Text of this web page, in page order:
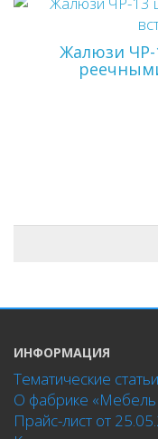
Жалюзи ЧР-
ИНФОРМАЦИЯ
Тематические статьи
О фабрике «Мебель
Прайс-лист от